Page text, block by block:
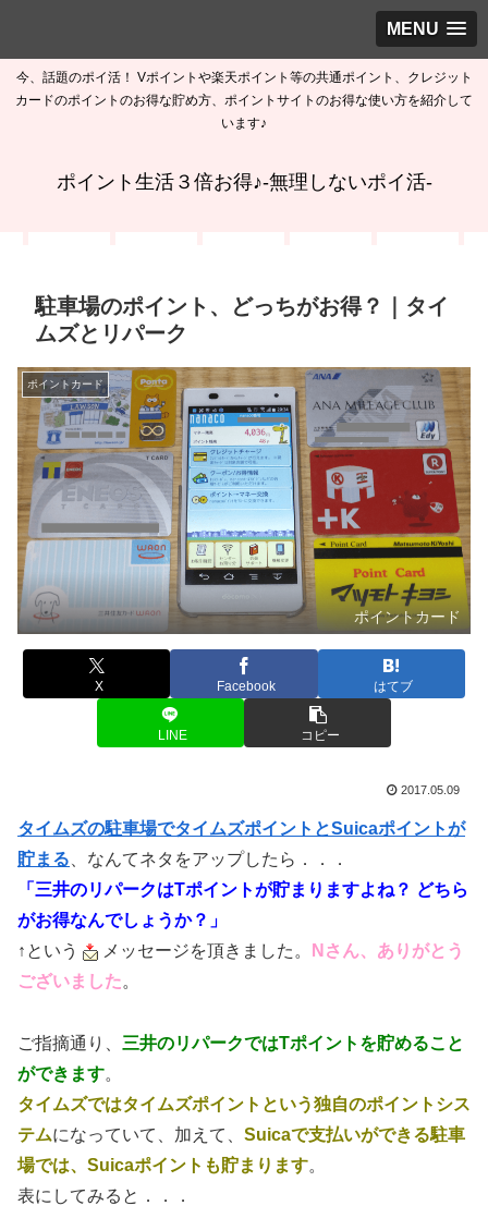
MENU
今、話題のポイ活！ Vポイントや楽天ポイント等の共通ポイント、クレジット
カードのポイントのお得な貯め方、ポイントサイトのお得な使い方を紹介して
います♪
ポイント生活３倍お得♪-無理しないポイ活-
駐車場のポイント、どっちがお得？｜タイ
ムズとリパーク
ポイントカード
ポイントカード
X Facebook はてブ
LINE コピー
2017.05.09
タイムズの駐車場でタイムズポイントとSuicaポイントが
貯まる 、なんてネタをアップしたら．．．
「三井のリパークはTポイントが貯まりますよね？ どちら
がお得なんでしょうか？」
↑という
メッセージを頂きました。
Nさん、ありがとう
ございました。
ご指摘通り、 三井のリパークではTポイントを貯めること
ができます。
タイムズではタイムズポイントという独自のポイントシス
テムになっていて、加えて、 Suicaで支払いができる駐車
場では、Suicaポイントも貯まります。
表にしてみると．．．